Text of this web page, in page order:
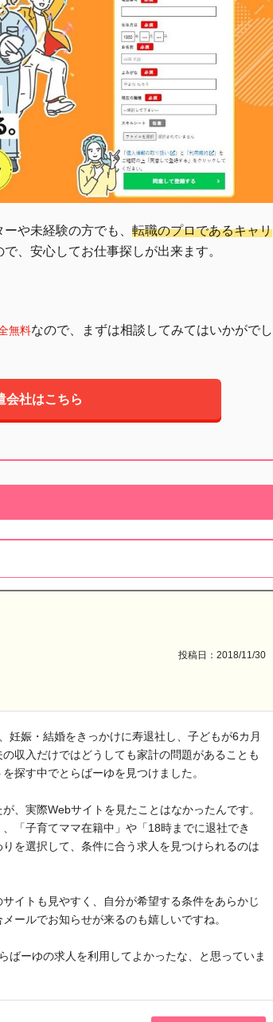
や未経験の方でも、 転職のプロであるキャリ
で、安心してお仕事探しが出来ます。
無料なので、まずは相談してみてはいかがでし
会社はこちら
投稿日：2018/11/30
妊娠・結婚をきっかけに寿退社し、子どもが6カ月
収入だけではどうしても家計の問題があることも
探す中でとらばーゆを見つけました。
、実際Webサイトを見たことはなかったんです。
「子育てママ在籍中」や「18時までに退社でき
を選択して、条件に合う求人を見つけられるのは
イトも見やすく、自分が希望する条件をあらかじ
ールでお知らせが来るのも嬉しいですね。
ばーゆの求人を利用してよかったな、と思っていま